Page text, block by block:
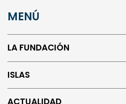
MENÚ
LA FUNDACIÓN
ISLAS